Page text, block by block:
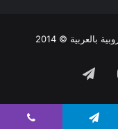
بالعربية © 2014
انستقرامتيلقرام